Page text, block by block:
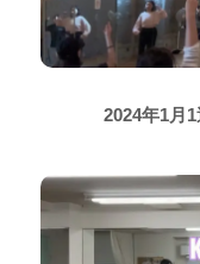
2024年1月